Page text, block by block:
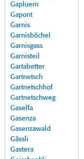
Gapluem
Gapont
Garnis
Garnisböchel
Garnisgass
Garnisteil
Gartabetter
Gartnetsch
Gartnetschhof
Gartnetschweg
Gaselfa
Gasenza
Gasenzawald
Gässli
Gastera